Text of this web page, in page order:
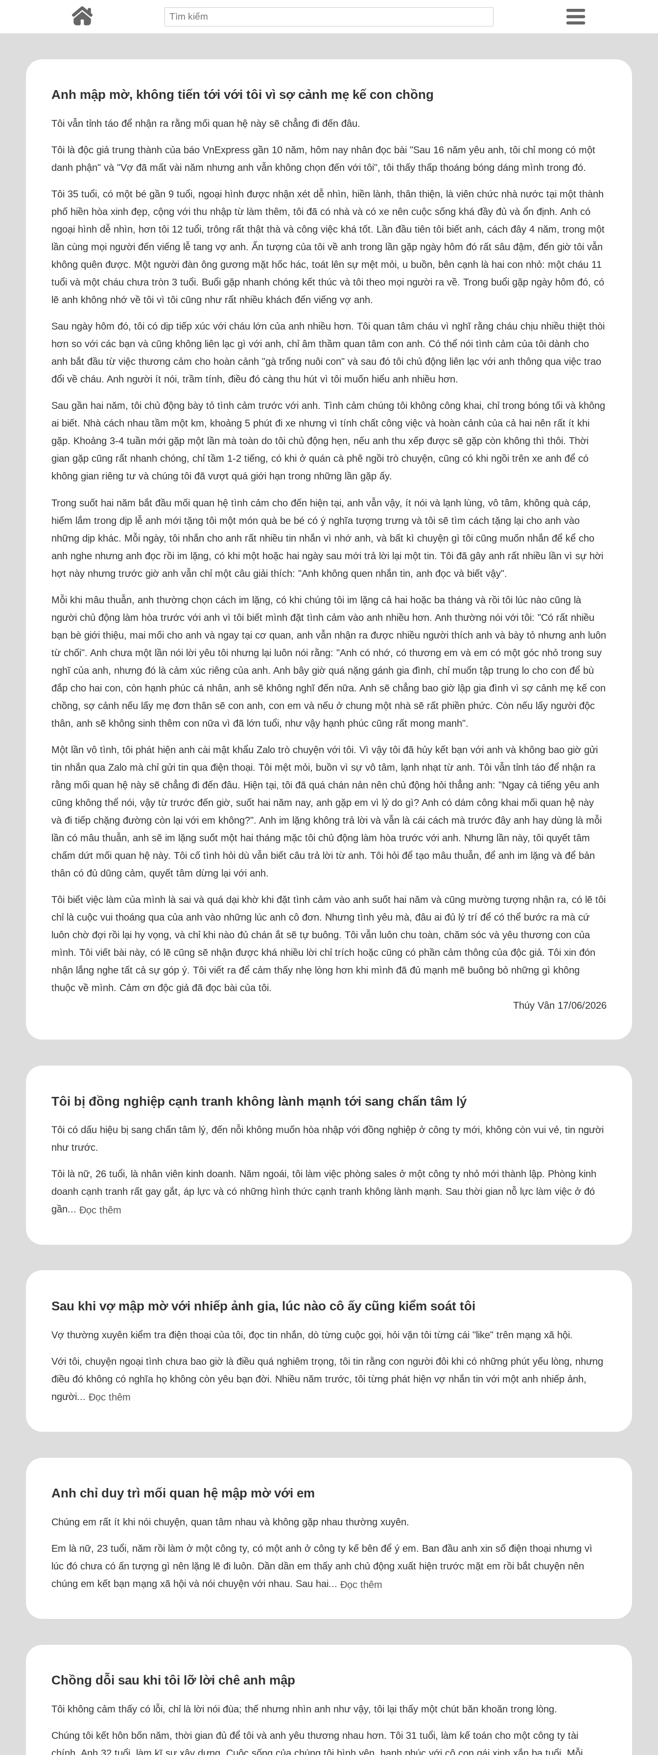
Anh mập mờ, không tiến tới với tôi vì sợ cảnh mẹ kế con chồng
Tôi vẫn tỉnh táo để nhận ra rằng mối quan hệ này sẽ chẳng đi đến đâu.
Tôi là độc giả trung thành của báo VnExpress gần 10 năm, hôm nay nhân đọc bài "Sau 16 năm yêu anh, tôi chỉ mong có một
danh phận" và "Vợ đã mất vài năm nhưng anh vẫn không chọn đến với tôi", tôi thấy thấp thoáng bóng dáng mình trong đó.
Tôi 35 tuổi, có một bé gần 9 tuổi, ngoại hình được nhận xét dễ nhìn, hiền lành, thân thiện, là viên chức nhà nước tại một thành
phố hiền hòa xinh đẹp, cộng với thu nhập từ làm thêm, tôi đã có nhà và có xe nên cuộc sống khá đầy đủ và ổn định. Anh có
ngoại hình dễ nhìn, hơn tôi 12 tuổi, trông rất thật thà và công việc khá tốt. Lần đầu tiên tôi biết anh, cách đây 4 năm, trong một
lần cùng mọi người đến viếng lễ tang vợ anh. Ấn tượng của tôi về anh trong lần gặp ngày hôm đó rất sâu đậm, đến giờ tôi vẫn
không quên được. Một người đàn ông gương mặt hốc hác, toát lên sự mệt mỏi, u buồn, bên cạnh là hai con nhỏ: một cháu 11
tuổi và một cháu chưa tròn 3 tuổi. Buổi gặp nhanh chóng kết thúc và tôi theo mọi người ra về. Trong buổi gặp ngày hôm đó, có
lẽ anh không nhớ về tôi vì tôi cũng như rất nhiều khách đến viếng vợ anh.
Sau ngày hôm đó, tôi có dịp tiếp xúc với cháu lớn của anh nhiều hơn. Tôi quan tâm cháu vì nghĩ rằng cháu chịu nhiều thiệt thòi
hơn so với các bạn và cũng không liên lạc gì với anh, chỉ âm thầm quan tâm con anh. Có thể nói tình cảm của tôi dành cho
anh bắt đầu từ việc thương cảm cho hoàn cảnh "gà trống nuôi con" và sau đó tôi chủ động liên lạc với anh thông qua việc trao
đổi về cháu. Anh người ít nói, trầm tính, điều đó càng thu hút vì tôi muốn hiểu anh nhiều hơn.
Sau gần hai năm, tôi chủ động bày tỏ tình cảm trước với anh. Tình cảm chúng tôi không công khai, chỉ trong bóng tối và không
ai biết. Nhà cách nhau tầm một km, khoảng 5 phút đi xe nhưng vì tính chất công việc và hoàn cảnh của cả hai nên rất ít khi
gặp. Khoảng 3-4 tuần mới gặp một lần mà toàn do tôi chủ động hẹn, nếu anh thu xếp được sẽ gặp còn không thì thôi. Thời
gian gặp cũng rất nhanh chóng, chỉ tầm 1-2 tiếng, có khi ở quán cà phê ngồi trò chuyện, cũng có khi ngồi trên xe anh để có
không gian riêng tư và chúng tôi đã vượt quá giới hạn trong những lần gặp ấy.
Trong suốt hai năm bắt đầu mối quan hệ tình cảm cho đến hiện tại, anh vẫn vậy, ít nói và lạnh lùng, vô tâm, không quà cáp,
hiếm lắm trong dịp lễ anh mới tặng tôi một món quà be bé có ý nghĩa tượng trưng và tôi sẽ tìm cách tặng lại cho anh vào
những dịp khác. Mỗi ngày, tôi nhắn cho anh rất nhiều tin nhắn vì nhớ anh, và bất kì chuyện gì tôi cũng muốn nhắn để kể cho
anh nghe nhưng anh đọc rồi im lặng, có khi một hoặc hai ngày sau mới trả lời lại một tin. Tôi đã gây anh rất nhiều lần vì sự hời
hợt này nhưng trước giờ anh vẫn chỉ một câu giải thích: "Anh không quen nhắn tin, anh đọc và biết vậy".
Mỗi khi mâu thuẫn, anh thường chọn cách im lặng, có khi chúng tôi im lặng cả hai hoặc ba tháng và rồi tôi lúc nào cũng là
người chủ động làm hòa trước với anh vì tôi biết mình đặt tình cảm vào anh nhiều hơn. Anh thường nói với tôi: "Có rất nhiều
bạn bè giới thiệu, mai mối cho anh và ngay tại cơ quan, anh vẫn nhận ra được nhiều người thích anh và bày tỏ nhưng anh luôn
từ chối". Anh chưa một lần nói lời yêu tôi nhưng lại luôn nói rằng: "Anh có nhớ, có thương em và em có một góc nhỏ trong suy
nghĩ của anh, nhưng đó là cảm xúc riêng của anh. Anh bây giờ quá nặng gánh gia đình, chỉ muốn tập trung lo cho con để bù
đắp cho hai con, còn hạnh phúc cá nhân, anh sẽ không nghĩ đến nữa. Anh sẽ chẳng bao giờ lập gia đình vì sợ cảnh mẹ kế con
chồng, sợ cảnh nếu lấy mẹ đơn thân sẽ con anh, con em và nếu ở chung một nhà sẽ rất phiền phức. Còn nếu lấy người độc
thân, anh sẽ không sinh thêm con nữa vì đã lớn tuổi, như vậy hạnh phúc cũng rất mong manh".
Một lần vô tình, tôi phát hiện anh cài mật khẩu Zalo trò chuyện với tôi. Vì vậy tôi đã hủy kết bạn với anh và không bao giờ gửi
tin nhắn qua Zalo mà chỉ gửi tin qua điện thoại. Tôi mệt mỏi, buồn vì sự vô tâm, lạnh nhạt từ anh. Tôi vẫn tỉnh táo để nhận ra
rằng mối quan hệ này sẽ chẳng đi đến đâu. Hiện tại, tôi đã quá chán nản nên chủ động hỏi thẳng anh: "Ngay cả tiếng yêu anh
cũng không thể nói, vậy từ trước đến giờ, suốt hai năm nay, anh gặp em vì lý do gì? Anh có dám công khai mối quan hệ này
và đi tiếp chặng đường còn lại với em không?". Anh im lặng không trả lời và vẫn là cái cách mà trước đây anh hay dùng là mỗi
lần có mâu thuẫn, anh sẽ im lặng suốt một hai tháng mặc tôi chủ động làm hòa trước với anh. Nhưng lần này, tôi quyết tâm
chấm dứt mối quan hệ này. Tôi cố tình hỏi dù vẫn biết câu trả lời từ anh. Tôi hỏi để tạo mâu thuẫn, để anh im lặng và để bản
thân có đủ dũng cảm, quyết tâm dừng lại với anh.
Tôi biết việc làm của mình là sai và quá dại khờ khi đặt tình cảm vào anh suốt hai năm và cũng mường tượng nhận ra, có lẽ tôi
chỉ là cuộc vui thoáng qua của anh vào những lúc anh cô đơn. Nhưng tình yêu mà, đâu ai đủ lý trí để có thể bước ra mà cứ
luôn chờ đợi rồi lại hy vọng, và chỉ khi nào đủ chán ắt sẽ tự buông. Tôi vẫn luôn chu toàn, chăm sóc và yêu thương con của
mình. Tôi viết bài này, có lẽ cũng sẽ nhận được khá nhiều lời chỉ trích hoặc cũng có phần cảm thông của độc giả. Tôi xin đón
nhận lắng nghe tất cả sự góp ý. Tôi viết ra để cảm thấy nhẹ lòng hơn khi mình đã đủ mạnh mẽ buông bỏ những gì không
thuộc về mình. Cảm ơn độc giả đã đọc bài của tôi.
Thúy Vân 17/06/2026
Tôi bị đồng nghiệp cạnh tranh không lành mạnh tới sang chấn tâm lý
Tôi có dấu hiệu bị sang chấn tâm lý, đến nỗi không muốn hòa nhập với đồng nghiệp ở công ty mới, không còn vui vẻ, tin người
như trước.
Tôi là nữ, 26 tuổi, là nhân viên kinh doanh. Năm ngoái, tôi làm việc phòng sales ở một công ty nhỏ mới thành lập. Phòng kinh
doanh cạnh tranh rất gay gắt, áp lực và có những hình thức cạnh tranh không lành mạnh. Sau thời gian nỗ lực làm việc ở đó
gần...Đọc thêm
Sau khi vợ mập mờ với nhiếp ảnh gia, lúc nào cô ấy cũng kiểm soát tôi
Vợ thường xuyên kiểm tra điện thoại của tôi, đọc tin nhắn, dò từng cuộc gọi, hỏi vặn tôi từng cái "like" trên mạng xã hội.
Với tôi, chuyện ngoại tình chưa bao giờ là điều quá nghiêm trọng, tôi tin rằng con người đôi khi có những phút yếu lòng, nhưng
điều đó không có nghĩa họ không còn yêu bạn đời. Nhiều năm trước, tôi từng phát hiện vợ nhắn tin với một anh nhiếp ảnh,
người...Đọc thêm
Anh chỉ duy trì mối quan hệ mập mờ với em
Chúng em rất ít khi nói chuyện, quan tâm nhau và không gặp nhau thường xuyên.
Em là nữ, 23 tuổi, năm rồi làm ở một công ty, có một anh ở công ty kế bên để ý em. Ban đầu anh xin số điện thoại nhưng vì
lúc đó chưa có ấn tượng gì nên lặng lẽ đi luôn. Dần dần em thấy anh chủ động xuất hiện trước mặt em rồi bắt chuyện nên
chúng em kết bạn mạng xã hội và nói chuyện với nhau. Sau hai...Đọc thêm
Chồng dỗi sau khi tôi lỡ lời chê anh mập
Tôi không cảm thấy có lỗi, chỉ là lời nói đùa; thế nhưng nhìn anh như vậy, tôi lại thấy một chút băn khoăn trong lòng.
Chúng tôi kết hôn bốn năm, thời gian đủ để tôi và anh yêu thương nhau hơn. Tôi 31 tuổi, làm kế toán cho một công ty tài